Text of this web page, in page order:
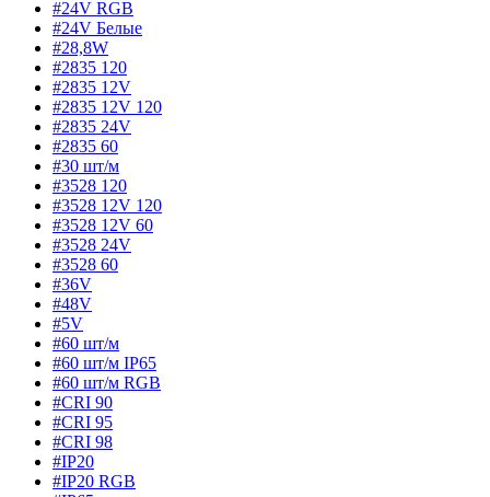
#24V RGB
#24V Белые
#28,8W
#2835 120
#2835 12V
#2835 12V 120
#2835 24V
#2835 60
#30 шт/м
#3528 120
#3528 12V 120
#3528 12V 60
#3528 24V
#3528 60
#36V
#48V
#5V
#60 шт/м
#60 шт/м IP65
#60 шт/м RGB
#CRI 90
#CRI 95
#CRI 98
#IP20
#IP20 RGB